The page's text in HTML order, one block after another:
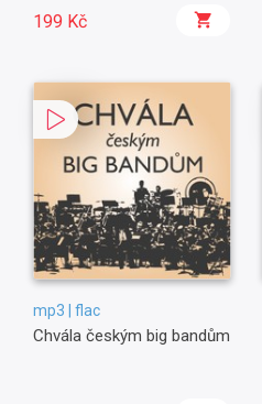
199 Kč
mp3 | flac
Chvála českým big bandům